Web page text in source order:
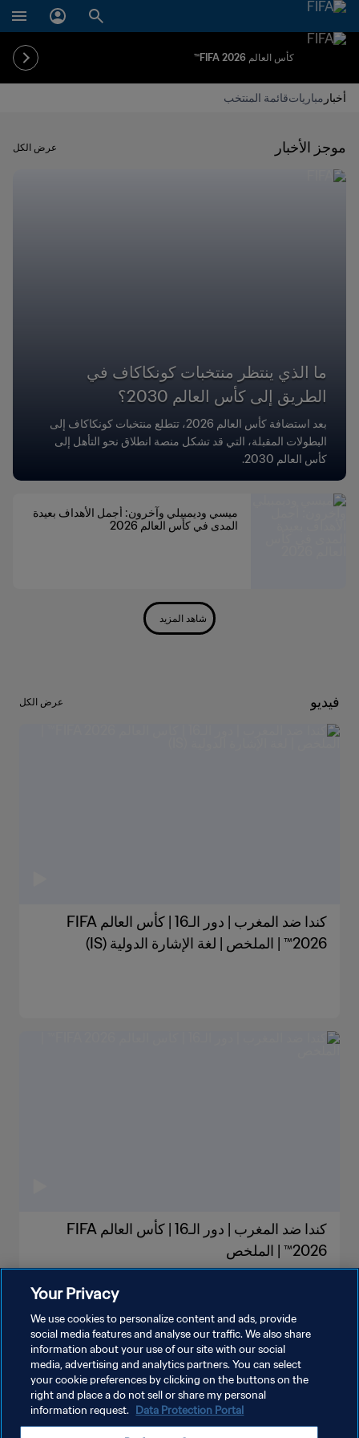
كأس العالم FIFA 2026™
أخبار مبارياتقائمة المنتخب
موجز الأخبار عرض الكل
ما الذي ينتظر منتخبات كونكاكاف في
الطريق إلى كأس العالم 2030؟
بعد استضافة كأس العالم 2026، تتطلع منتخبات كونكاكاف إلى
البطولات المقبلة، التي قد تشكل منصة انطلاق نحو التأهل إلى
كأس العالم 2030.
ميسي وديمبيلي وآخرون: أجمل الأهداف بعيدة
المدى في كأس العالم 2026
شاهد المزيد
فيديو عرض الكل
كندا ضد المغرب | دور الـ16 | كأس العالم FIFA
2026™ | الملخص | لغة الإشارة الدولية (IS)
كندا ضد المغرب | دور الـ16 | كأس العالم FIFA
2026™ | الملخص
شاهد المزيد
Your Privacy
We use cookies to personalize content and ads, provide
social media features and analyse our traffic. We also share
information about your use of our site with our social
media, advertising and analytics partners. You can select
your cookie preferences by clicking on the buttons on the
right and place a do not sell or share my personal
information request. Data Protection Portal